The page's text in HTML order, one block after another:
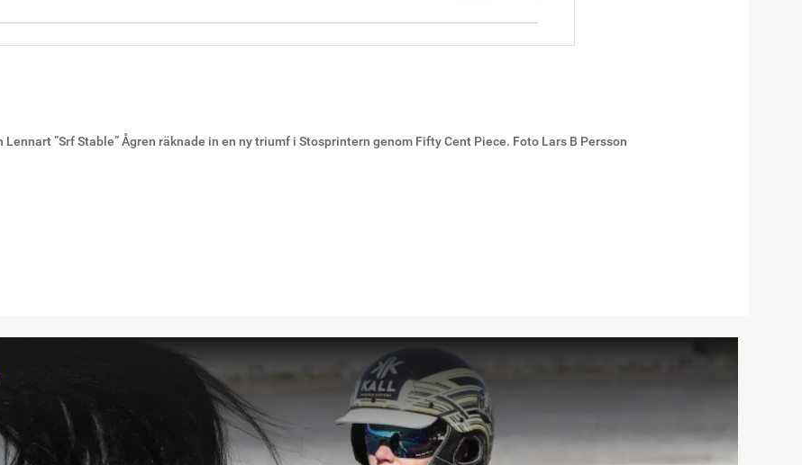
Lennart ”Srf Stable” Ågren räknade in en ny triumf i Stosprintern genom Fifty Cent Piece. Foto Lars B Persson